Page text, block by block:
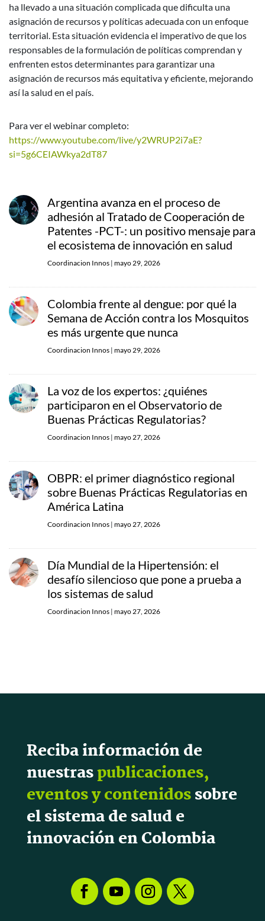
ha llevado a una situación complicada que dificulta una
asignación de recursos y políticas adecuada con un enfoque
territorial. Esta situación evidencia el imperativo de que los
responsables de la formulación de políticas comprendan y
enfrenten estos determinantes para garantizar una
asignación de recursos más equitativa y eficiente, mejorando
así la salud en el país.
Para ver el webinar completo:
https://www.youtube.com/live/y2WRUP2i7aE?
si=5g6CEIAWkya2dT87
Argentina avanza en el proceso de
adhesión al Tratado de Cooperación de
Patentes -PCT-: un positivo mensaje para
el ecosistema de innovación en salud
Coordinacion Innos | mayo 29, 2026
Colombia frente al dengue: por qué la
Semana de Acción contra los Mosquitos
es más urgente que nunca
Coordinacion Innos | mayo 29, 2026
La voz de los expertos: ¿quiénes
participaron en el Observatorio de
Buenas Prácticas Regulatorias?
Coordinacion Innos | mayo 27, 2026
OBPR: el primer diagnóstico regional
sobre Buenas Prácticas Regulatorias en
América Latina
Coordinacion Innos | mayo 27, 2026
Día Mundial de la Hipertensión: el
desafío silencioso que pone a prueba a
los sistemas de salud
Coordinacion Innos | mayo 27, 2026
Reciba información de
nuestraspublicaciones,
eventos y contenidossobre
el sistema de salud e
innovación en Colombia